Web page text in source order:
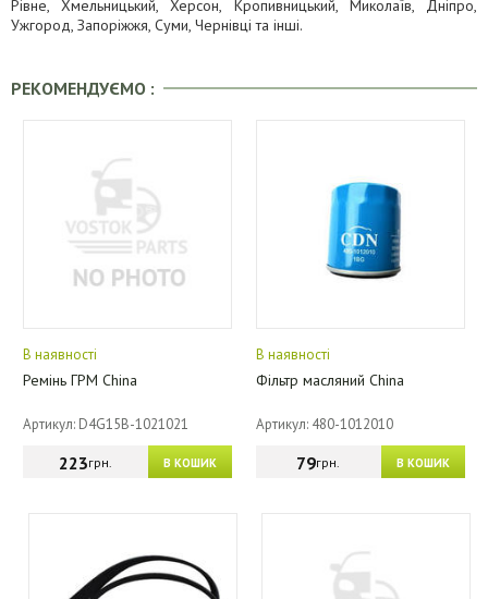
Рівне, Хмельницький, Херсон, Кропивницький, Миколаїв, Дніпро,
Ужгород, Запоріжжя, Суми, Чернівці та інші.
РЕКОМЕНДУЄМО :
В наявності
Ремінь ГРМ China
Артикул: D4G15B-1021021
В КОШИК
223грн.
В наявності
Фільтр масляний China
Артикул: 480-1012010
В КОШИК
79грн.